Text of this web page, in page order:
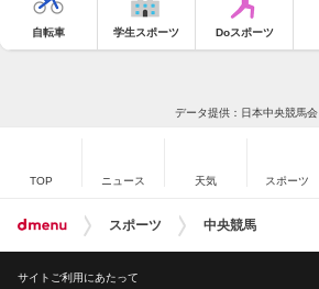
自転車 学生スポーツ Doスポーツ
データ提供：日本中央競馬会
TOP ニュース 天気 スポーツ
スポーツ 中央競馬
サイトご利用にあたって